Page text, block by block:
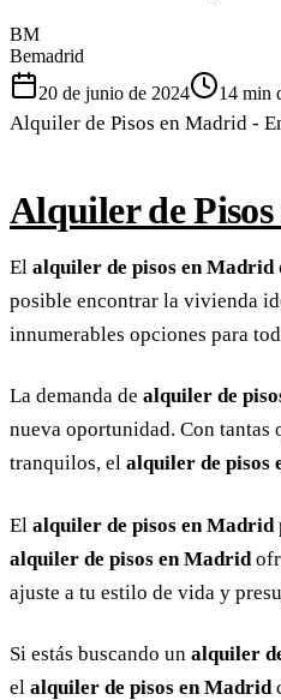
BM
Bemadrid
20 de junio de 2024
14 min
Alquiler de Pisos en Madrid -
Alquiler de
El alquiler de pisos en Madrid
posible encontrar la vivienda
innumerables opciones para
La demanda de alquiler de
nueva oportunidad. Con tantas
tranquilos, el alquiler de pisos
El alquiler de pisos en Madrid
alquiler de pisos en Madrid
ajuste a tu estilo de vida y
Si estás buscando un alquiler
el alquiler de pisos en Madrid